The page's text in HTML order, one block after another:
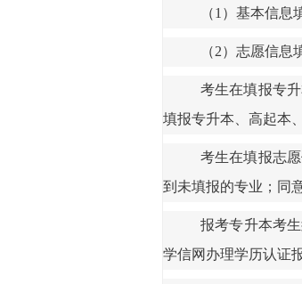
（1）基本信息
（2）志愿信息
考生在填报专
填报专升本、高起本
考生在填报志
到未填报的专业；同
报考专升本考
学信网办理学历认证